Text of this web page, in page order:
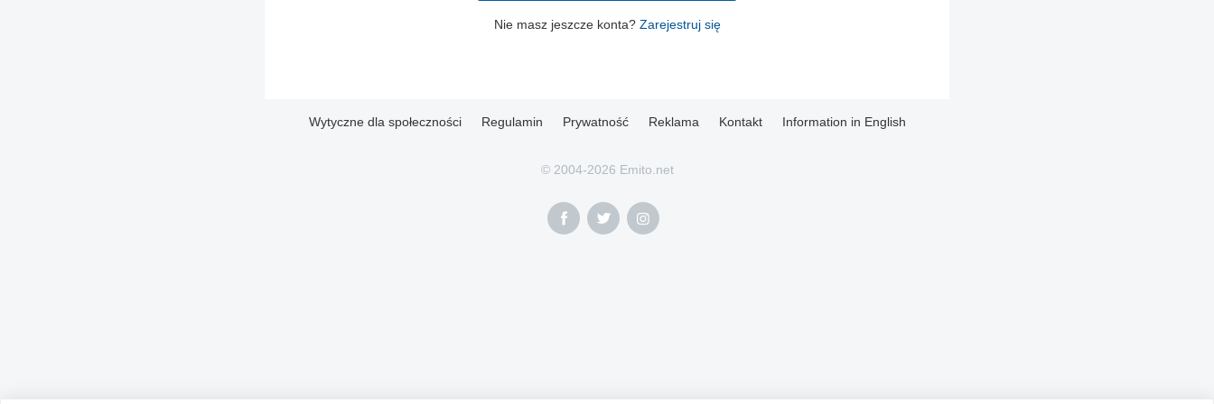
Nie masz jeszcze konta? Zarejestruj się
Wytyczne dla społeczności Regulamin Prywatność Reklama Kontakt Information in English
© 2004-2026 Emito.net